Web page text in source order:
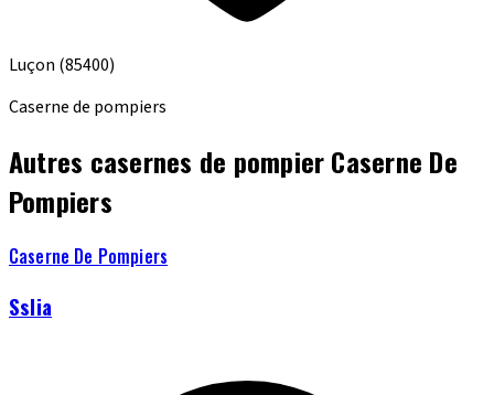
Luçon (85400)
Caserne de pompiers
Autres casernes de pompier Caserne De
Pompiers
Caserne De Pompiers
Sslia